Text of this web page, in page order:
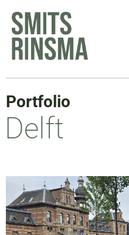
naar
inhoud
Portfolio
Delft